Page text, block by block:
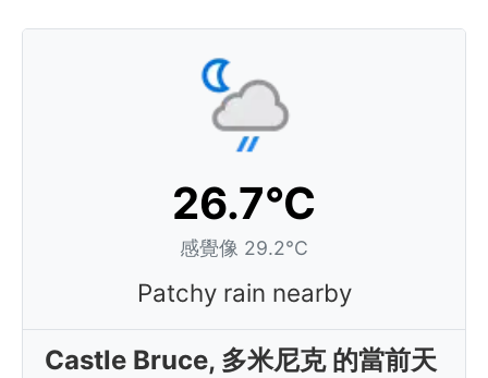
26.7°C
感覺像 29.2°C
Patchy rain nearby
Castle Bruce, 多米尼克 的當前天